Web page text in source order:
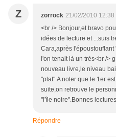
Z zorrock 21/02/2010 12:38
<br /> Bonjour,et bravo
idées de lecture et ...suis
Cara,après
l'on tenait là un très<br />
nouveau livre,le niveau
"plat".A noter que le 1er
suite,on retrouve le
"l'île noire".Bonnes
Répondre